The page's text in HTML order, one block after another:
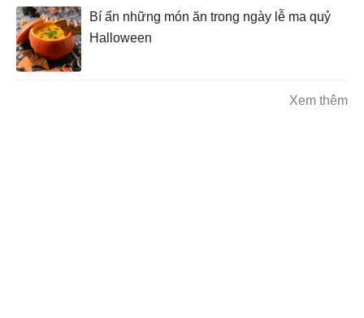
Bí ẩn những món ăn trong ngày lễ ma quỷ
Halloween
Xem thêm